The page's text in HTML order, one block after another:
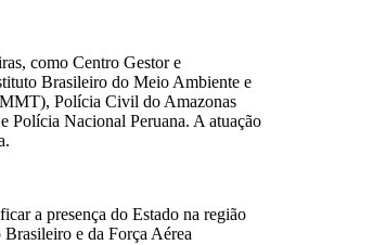
como Centro Gestor e
Brasileiro do Meio Ambiente e
Polícia Civil do Amazonas
Nacional Peruana. A atuação
a presença do Estado na região
e da Força Aérea